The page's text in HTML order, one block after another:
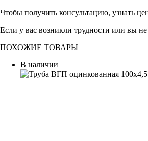
Чтобы получить консультацию, узнать
Если у вас возникли трудности или вы
ПОХОЖИЕ ТОВАРЫ
В наличии